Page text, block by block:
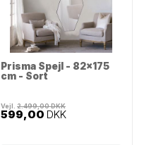
Prisma Spejl - 82x175
cm - Sort
599,00 DKK
Vejl. 2.499,00DKK